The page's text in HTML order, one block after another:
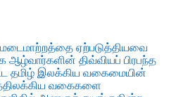
ஏற்படுத்தியவை
ஆழ்வார்களின் திவ்வியப் பிரபந்த
தமிழ் இலக்கிய வகைமையின்
வகைகளை